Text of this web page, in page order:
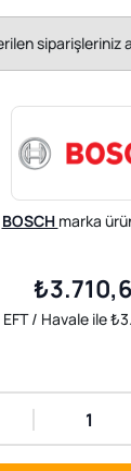
siparişleriniz
BOSCH marka
EFT / Havale ile